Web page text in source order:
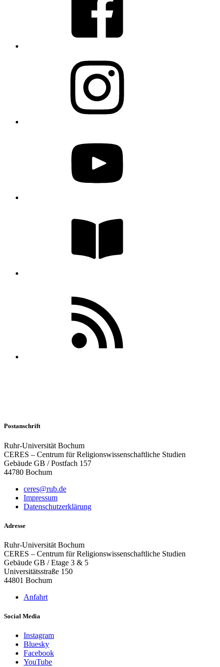
Postanschrift
Ruhr-Universität Bochum
CERES – Centrum für Religionswissenschaftliche Studien
Gebäude GB / Postfach 157
44780 Bochum
ceres@rub.de
Impressum
Datenschutzerklärung
Adresse
Ruhr-Universität Bochum
CERES – Centrum für Religionswissenschaftliche Studien
Gebäude GB / Etage 3 & 5
Universitätsstraße 150
44801 Bochum
Anfahrt
Social Media
Instagram
Bluesky
Facebook
YouTube